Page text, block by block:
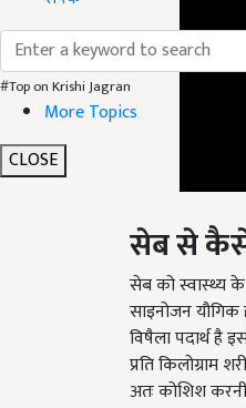
#Top on Krishi Jagran
More Topics
CLOSE
सेब से कैसे
सेब को स्वास्थ्य
साइनोजन यौगिक
विषैला पदार्थ है
प्रति किलोग्राम
अतः कोशिश
उसका उपयोग करें.